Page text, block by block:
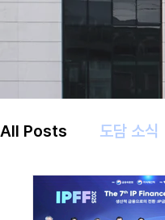
All Posts 도담 소식